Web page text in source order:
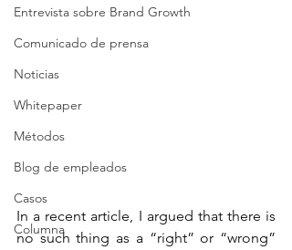
Entrevista sobre Brand Growth
Comunicado de prensa
Noticias
Whitepaper
Métodos
Blog de empleados
Casos
Columna
In a recent article, I argued that there is
no such thing as a “right” or “wrong”